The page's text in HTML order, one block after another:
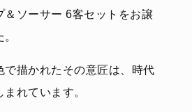
＆ソーサー 6客セットをお譲
で描かれたその意匠は、時代
れています。